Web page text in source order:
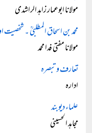
مولانا ابوعمار زاہد الراشدی
محمد بن اسحاق المطلبیؒ ۔ شخصیت
مولانا مفتی فدا محمد
تعارف و تبصرہ
ادارہ
علماء دیوبند
مجاہد الحسینی